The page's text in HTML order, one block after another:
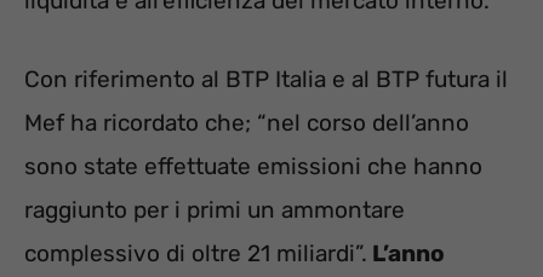
Con riferimento al BTP Italia e al BTP futura il
Mef ha ricordato che; “nel corso dell’anno
sono state effettuate emissioni che hanno
raggiunto per i primi un ammontare
complessivo di oltre 21 miliardi”. L’anno